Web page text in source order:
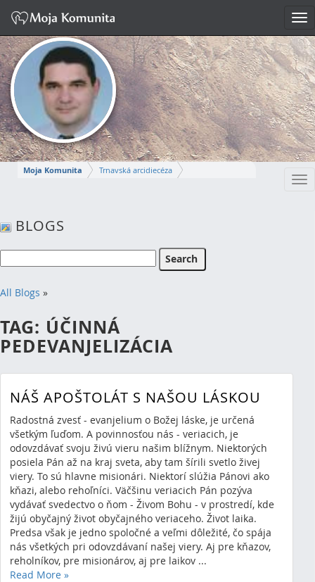
Moja Komunita
Trnavská arcidiecéza
MIROSLAV
BLOGS
All Blogs »
TAG: ÚČINNÁ
PEDEVANJELIZÁCIA
NÁŠ APOŠTOLÁT S NAŠOU LÁSKOU
Radostná zvesť - evanjelium o Božej láske, je určená
všetkým ľuďom. A povinnosťou nás - veriacich, je
odovzdávať svoju živú vieru našim blížnym. Niektorých
posiela Pán až na kraj sveta, aby tam šírili svetlo živej
viery. To sú hlavne misionári. Niektorí slúžia Pánovi ako
kňazi, alebo rehoľníci. Väčšinu veriacich Pán pozýva
vydávať svedectvo o ňom - Živom Bohu - v prostredí, kde
žijú obyčajný život obyčajného veriaceho. Život laika.
Predsa však je jedno spoločné a veľmi dôležité, čo spája
nás všetkých pri odovzdávaní našej viery. Aj pre kňazov,
reholníkov, pre misionárov, aj pre laikov ...
Read More »